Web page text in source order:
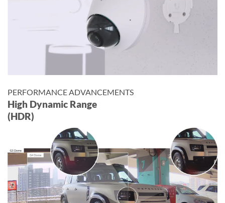
PERFORMANCE ADVANCEMENTS
High Dynamic Range
(HDR)